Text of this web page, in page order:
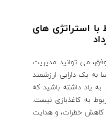
با استراتژی های
می توانید مدیریت
به یک دارایی ارزشمند
به یاد داشته باشید که
به کاغذبازی نیست.
کاهش خطرات، و هدایت